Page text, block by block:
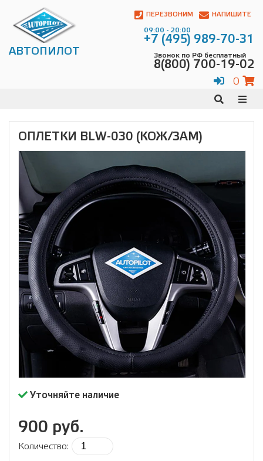
АВТОПИЛОТ
ПЕРЕЗВОНИМ НАПИШИТЕ
09:00 - 20:00
+7 (495) 989-70-31
Звонок по РФ бесплатный
8(800) 700-19-02
0
ОПЛЕТКИ BLW-030 (КОЖ/ЗАМ)
Уточняйте наличие
900 руб.
Количество:
Контакты:
Адрес:
Чагинская
700-
Телефон:+7
Электронная
почта:
info@avtopilot1.ru